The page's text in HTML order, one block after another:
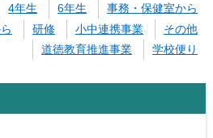
4年生 6年生
事務・保健室から
研修 小中連携事業
その他
道徳教育推進事業
学校便り